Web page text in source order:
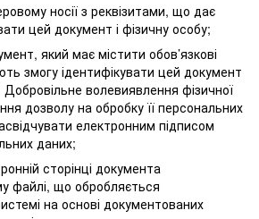
носії з реквізитами, що дає
цей документ і фізичну особу;
який має містити обов’язкові
змогу ідентифікувати цей документ
Добровільне волевиявлення фізичної
дозволу на обробку її персональних
електронним підписом
даних;
сторінці документа
файлі, що обробляється
на основі документованих